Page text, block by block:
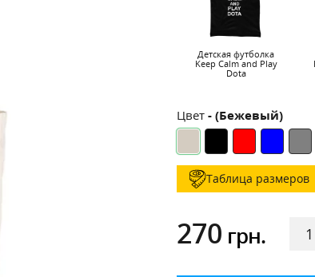
Детская футболка
Keep Calm and Play
Dota
Цвет - (Бежевый)
Таблица размеров
270 грн.